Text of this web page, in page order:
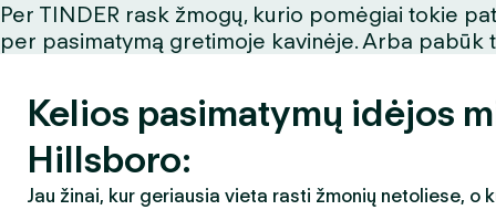
n
i
Per TINDER rask žmogų, kurio pomėgiai tokie
per pasimatymą gretimoje kavinėje. Arba pabūk
Kelios pasimatymų idėjos
Hillsboro:
Jau žinai, kur geriausia vieta rasti žmonių netoliese, o